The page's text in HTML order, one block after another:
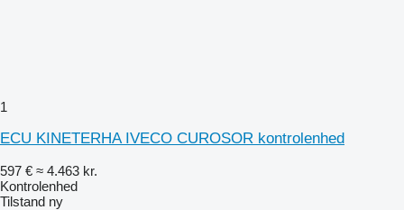
1
ECU KINETERHA IVECO CUROSOR kontrolenhed
597 € ≈ 4.463 kr.
Kontrolenhed
Tilstand ny